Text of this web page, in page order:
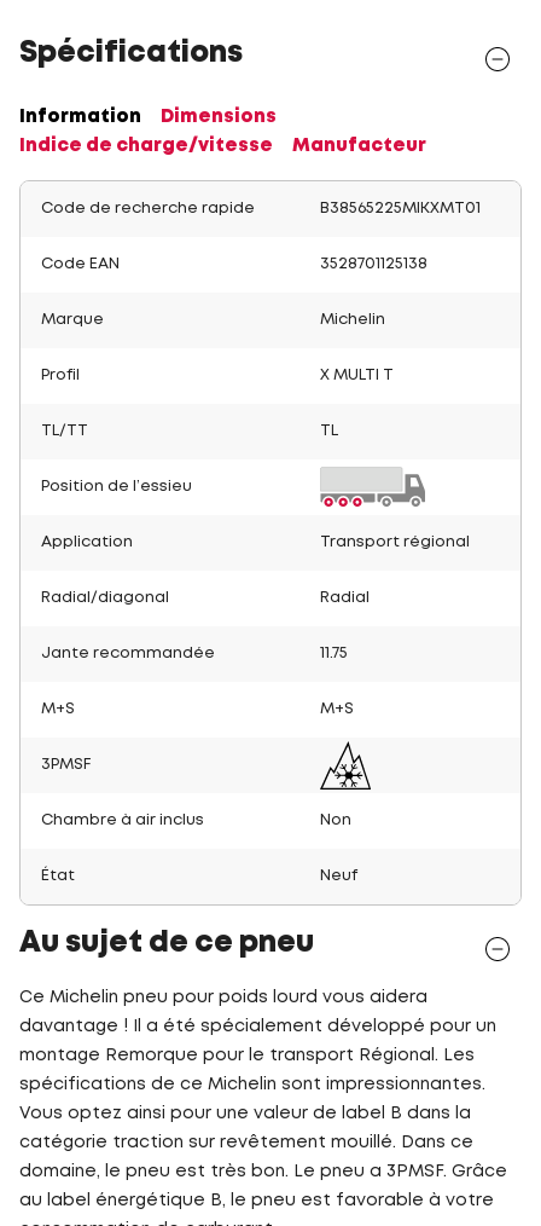
Spécifications
Information
Dimensions
Indice de charge/vitesse
Manufacteur
Code de recherche rapide B38565225MIKXMT01
Code EAN 3528701125138
Marque Michelin
Profil X MULTI T
TL/TT
Position de l’essieu
Application Transport régional
Radial/diagonal Radial
Jante recommandée 11.75
M+S M+S
3PMSF
Chambre à air inclus Non
État Neuf
Au sujet de ce pneu
Ce Michelin pneu pour poids lourd vous aidera
davantage ! Il a été spécialement développé pour un
montage Remorque pour le transport Régional. Les
spécifications de ce Michelin sont impressionnantes.
Vous optez ainsi pour une valeur de label B dans la
catégorie traction sur revêtement mouillé. Dans ce
domaine, le pneu est très bon. Le pneu a 3PMSF. Grâce
au label énergétique B, le pneu est favorable à votre